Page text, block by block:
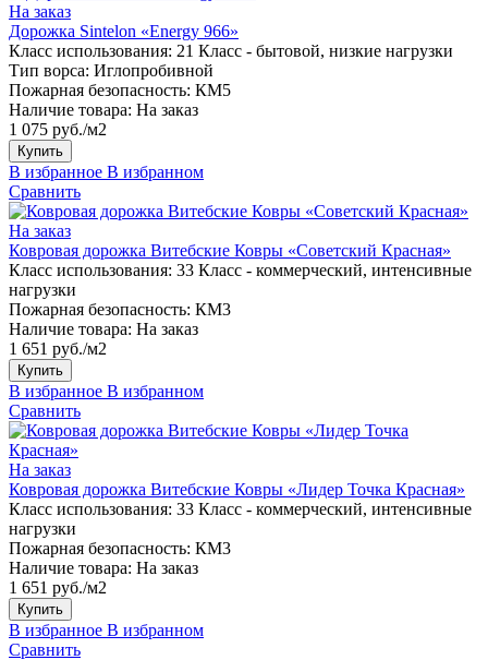
На заказ
Дорожка Sintelon «Energy 966»
Класс использования: 21 Класс - бытовой, низкие нагрузки
Тип ворса: Иглопробивной
Пожарная безопасность: КМ5
Наличие товара: На заказ
1 075 руб./м2
Купить
В избранное В избранном
Сравнить
На заказ
Ковровая дорожка Витебские Ковры «Советский Красная»
Класс использования: 33 Класс - коммерческий, интенсивные
нагрузки
Пожарная безопасность: КМ3
Наличие товара: На заказ
1 651 руб./м2
Купить
В избранное В избранном
Сравнить
На заказ
Ковровая дорожка Витебские Ковры «Лидер Точка Красная»
Класс использования: 33 Класс - коммерческий, интенсивные
нагрузки
Пожарная безопасность: КМ3
Наличие товара: На заказ
1 651 руб./м2
Купить
В избранное В избранном
Сравнить